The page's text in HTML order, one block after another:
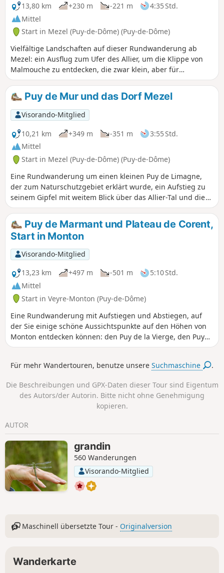
13,80 km
+230 m -221 m
4:35 Std.
Mittel
Start in Mezel (Puy-de-Dôme) (Puy-de-Dôme)
Vielfältige Landschaften auf dieser Rundwanderung ab
Mezel: ein Ausflug zum Ufer des Allier, um die Klippe von
Malmouche zu entdecken, die zwar klein, aber für
Schwalben sehr nützlich ist, ein Spaziergang auf dem Puy
de la Poules, der ebenfalls klein ist, aber einen freien Blick
auf die Limagne und die Chaîne des Puys bietet, ein Besuch
des Dorfes Mezel, um eine ganze in Stein gehauene
Tierwelt zu entdecken.
Puy de Mur und das Dorf Mezel
Visorando-Mitglied
10,21 km
+349 m -351 m
3:55 Std.
Mittel
Start in Mezel (Puy-de-Dôme) (Puy-de-Dôme)
Eine Rundwanderung um einen kleinen Puy de Limagne,
der zum Naturschutzgebiet erklärt wurde, ein Aufstieg zu
seinem Gipfel mit weitem Blick über das Allier-Tal und die
umliegenden Gebirge, dann ein Besuch des alten
Winzerdorfes Mezel.
Puy de Marmant und Plateau de Corent,
Start in Monton
Visorando-Mitglied
13,23 km
+497 m -501 m
5:10 Std.
Mittel
Start in Veyre-Monton (Puy-de-Dôme)
Eine Rundwanderung mit Aufstiegen und Abstiegen, auf
der Sie einige schöne Aussichtspunkte auf den Höhen von
Monton entdecken können: den Puy de la Vierge, den Puy
de Marmant (Naturschutzgebiet) und das Plateau de Corent
genießen können.
Für mehr Wandertouren, benutze unsereSuchmaschine .
Die Beschreibungen und GPX-Daten dieser Tour sind Eigentum
des Autors/der Autorin. Bitte nicht ohne Genehmigung
kopieren.
AUTOR
grandin
560 Wanderungen
Visorando-Mitglied
Maschinell übersetzte Tour - Originalversion
Wanderkarte